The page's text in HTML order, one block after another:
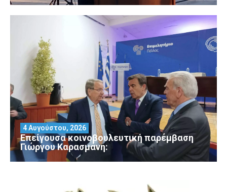
Επείγουσα κοινοβουλευτική παρέμβαση
Γιώργου Καρασμάνη:
4 Αυγούστου, 2026